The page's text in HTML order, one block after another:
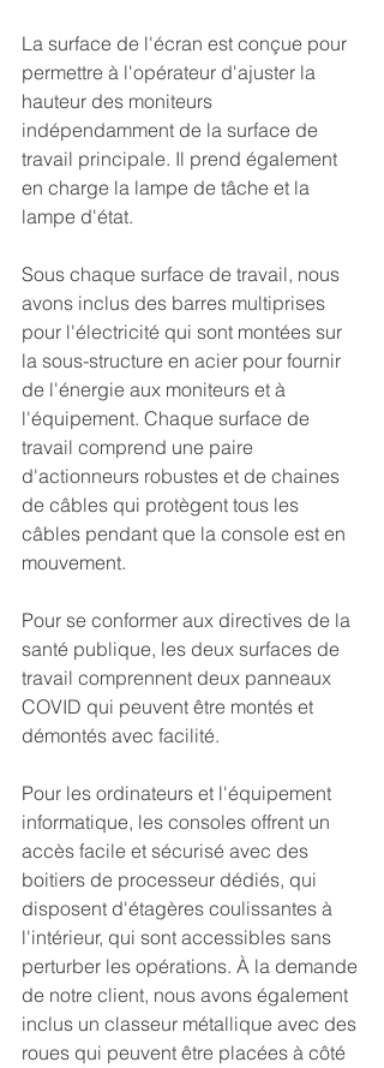
La surface de l'écran est conçue pour
permettre à l'opérateur d'ajuster la
hauteur des moniteurs
indépendamment de la surface de
travail principale. Il prend également
en charge la lampe de tâche et la
lampe d'état.
Sous chaque surface de travail, nous
avons inclus des barres multiprises
pour l'électricité qui sont montées sur
la sous-structure en acier pour fournir
de l'énergie aux moniteurs et à
l'équipement. Chaque surface de
travail comprend une paire
d'actionneurs robustes et de chaines
de câbles qui protègent tous les
câbles pendant que la console est en
mouvement.
Pour se conformer aux directives de la
santé publique, les deux surfaces de
travail comprennent deux panneaux
COVID qui peuvent être montés et
démontés avec facilité.
Pour les ordinateurs et l'équipement
informatique, les consoles offrent un
accès facile et sécurisé avec des
boitiers de processeur dédiés, qui
disposent d'étagères coulissantes à
l'intérieur, qui sont accessibles sans
perturber les opérations. À la demande
de notre client, nous avons également
inclus un classeur métallique avec des
roues qui peuvent être placées à côté